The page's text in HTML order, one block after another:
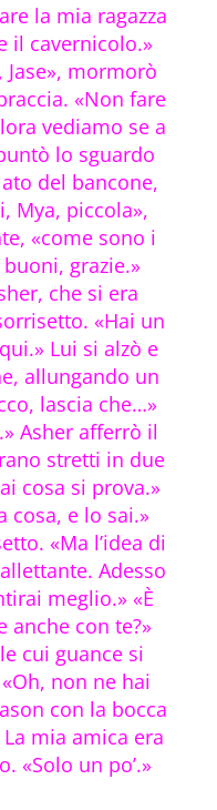
la mia ragazza
il cavernicolo.»
Jase», mormorò
«Non fare
vediamo se a
lo sguardo
del bancone,
Mya, piccola»,
«come sono i
grazie.»
che si era
«Hai un
Lui si alzò e
allungando un
lascia che…»
Asher afferrò il
stretti in due
cosa si prova.»
cosa, e lo sai.»
«Ma l’idea di
Adesso
meglio.» «È
anche con te?»
cui guance si
non ne hai
con la bocca
mia amica era
«Solo un po’.»